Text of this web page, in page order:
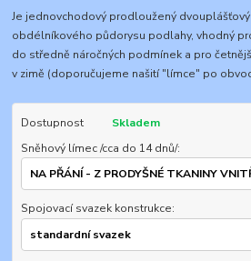
Je jednovchodový prodloužený
obdélníkového půdorysu podlahy, vhodný
do středně náročných podmínek a pro
v zimě (doporučujeme našití "límce" po
Dostupnost
Skladem
Sněhový límec /cca do 14 dnů/:
Spojovací svazek konstrukce: